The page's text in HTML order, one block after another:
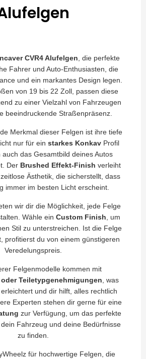
CVR4 Alufelgen, die perfekte
Fahrer und Auto-Enthusiasten, die
und ein markantes Design legen.
von 19 bis 22 Zoll, passen diese
zu einer Vielzahl von Fahrzeugen
beeindruckende Straßenpräsenz.
Merkmal dieser Felgen ist ihre tiefe
nur für ein starkes Konkav Profil
das Gesamtbild deines Autos
Der Brushed Effekt-Finish verleiht
Ästhetik, die sicherstellt, dass
immer im besten Licht erscheint.
wir dir die Möglichkeit, jede Felge
Wähle ein Custom Finish, um
Stil zu unterstreichen. Ist die Felge
profitierst du von einem günstigeren
Veredelungspreis.
Felgenmodelle kommen mit
Teiletypgenehmigungen, was
erleichtert und dir hilft, alles rechtlich
Experten stehen dir gerne für eine
zur Verfügung, um das perfekte
Fahrzeug und deine Bedürfnisse
zu finden.
für hochwertige Felgen, die